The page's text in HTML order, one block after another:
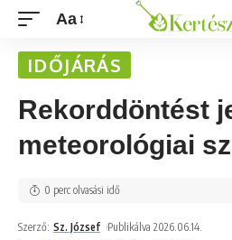
Aa
IDŐJÁRÁS
Rekorddöntést
meteorológiai
Szerző: Sz. József Publikálva 2026.06.14.
0 perc olvasási idő